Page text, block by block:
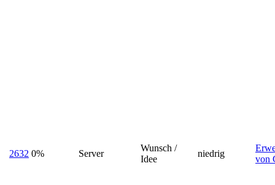
2632 0% Server
Wunsch /
Idee
niedrig
von